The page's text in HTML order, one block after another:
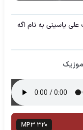
علی یاسینی به نام اگه
MP3 320